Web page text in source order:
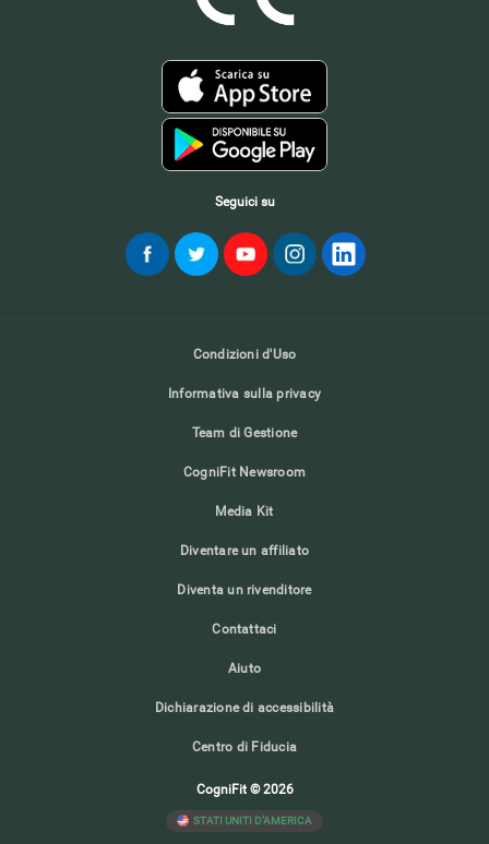
Seguici su
Condizioni d'Uso
Informativa sulla privacy
Team di Gestione
CogniFit Newsroom
Media Kit
Diventare un affiliato
Diventa un rivenditore
Contattaci
Aiuto
Dichiarazione di accessibilità
Centro di Fiducia
CogniFit © 2026
STATI UNITI D’AMERICA